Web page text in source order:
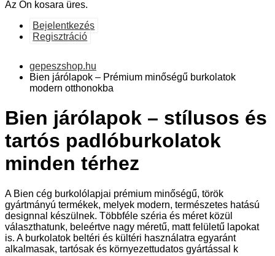
Az Ön kosara üres.
Bejelentkezés
Regisztráció
gepeszshop.hu
Bien járólapok – Prémium minőségű burkolatok
modern otthonokba
Bien járólapok – stílusos és
tartós padlóburkolatok
minden térhez
A Bien cég burkolólapjai prémium minőségű, török
gyártmányú termékek, melyek modern, természetes hatású
designnal készülnek. Többféle széria és méret közül
választhatunk, beleértve nagy méretű, matt felületű lapokat
is. A burkolatok beltéri és kültéri használatra egyaránt
alkalmasak, tartósak és környezettudatos gyártással k